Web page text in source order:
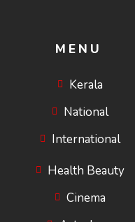
MENU
Kerala
National
International
Health Beauty
Cinema